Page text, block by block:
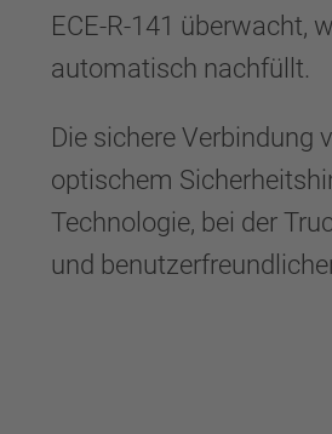
ECE-R-141 überwacht,
automatisch nachfüllt.
Die sichere Verbindung
optischem
Technologie, bei der
und